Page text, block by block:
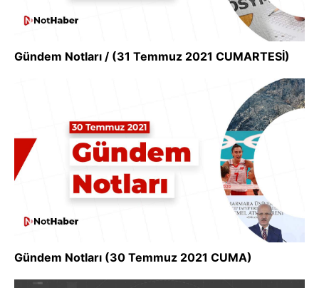
Gündem Notları / (31 Temmuz 2021 CUMARTESİ)
Gündem Notları (30 Temmuz 2021 CUMA)